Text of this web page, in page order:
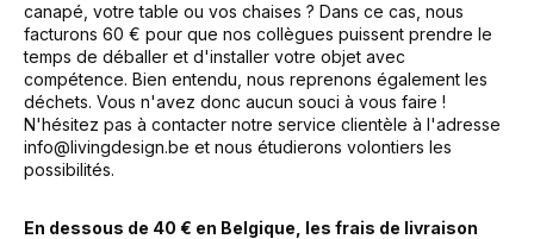
canapé, votre table ou vos chaises ? Dans ce cas, nous
facturons 60 € pour que nos collègues puissent prendre le
temps de déballer et d'installer votre objet avec
compétence. Bien entendu, nous reprenons également les
déchets. Vous n'avez donc aucun souci à vous faire !
N'hésitez pas à contacter notre service clientèle à l'adresse
info@livingdesign.be et nous étudierons volontiers les
possibilités.
En dessous de 40 € en Belgique, les frais de livraison